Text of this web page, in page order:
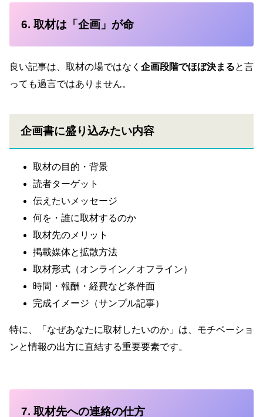
6. 取材は「企画」が命
良い記事は、取材の場ではなく 企画段階でほぼ決まると言
っても過言ではありません。
企画書に盛り込みたい内容
取材の目的・背景
読者ターゲット
伝えたいメッセージ
何を・誰に取材するのか
取材先のメリット
掲載媒体と拡散方法
取材形式（オンライン／オフライン）
時間・報酬・経費など条件面
完成イメージ（サンプル記事）
特に、「なぜあなたに取材したいのか」は、モチベーショ
ンと情報の出方に直結する重要要素です。
7. 取材先への連絡の仕方